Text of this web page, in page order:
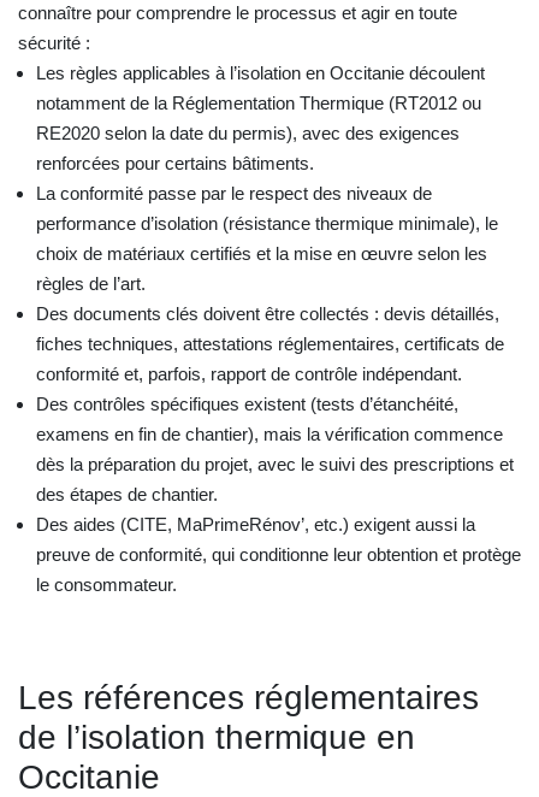
connaître pour comprendre le processus et agir en toute
sécurité :
Les règles applicables à l’isolation en Occitanie découlent
notamment de la Réglementation Thermique (RT2012 ou
RE2020 selon la date du permis), avec des exigences
renforcées pour certains bâtiments.
La conformité passe par le respect des niveaux de
performance d’isolation (résistance thermique minimale), le
choix de matériaux certifiés et la mise en œuvre selon les
règles de l’art.
Des documents clés doivent être collectés : devis détaillés,
fiches techniques, attestations réglementaires, certificats de
conformité et, parfois, rapport de contrôle indépendant.
Des contrôles spécifiques existent (tests d’étanchéité,
examens en fin de chantier), mais la vérification commence
dès la préparation du projet, avec le suivi des prescriptions et
des étapes de chantier.
Des aides (CITE, MaPrimeRénov’, etc.) exigent aussi la
preuve de conformité, qui conditionne leur obtention et protège
le consommateur.
Les références réglementaires
de l’isolation thermique en
Occitanie